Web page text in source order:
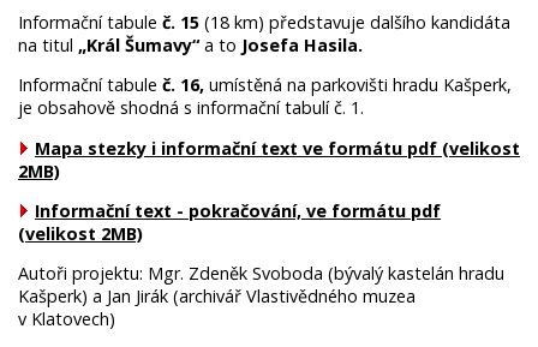
Informační tabule č. 15 (18 km) představuje dalšího kandidáta
na titul „Král Šumavy“a to Josefa Hasila.
Informační tabule č. 16, umístěná na parkovišti hradu Kašperk,
je obsahově shodná s informační tabulí č. 1.
Mapa stezky i informační text ve formátu pdf (velikost
2MB)
Informační text - pokračování, ve formátu pdf
(velikost 2MB)
Autoři projektu: Mgr. Zdeněk Svoboda (bývalý kastelán hradu
Kašperk) a Jan Jirák (archivář Vlastivědného muzea
v Klatovech)